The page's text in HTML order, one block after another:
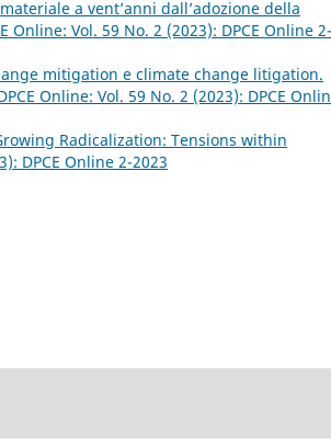
a vent’anni dall’adozione della
Online: Vol. 59 No. 2 (2023): DPCE Online 2-
mitigation e climate change litigation.
Online: Vol. 59 No. 2 (2023): DPCE
Radicalization: Tensions within
DPCE Online 2-2023